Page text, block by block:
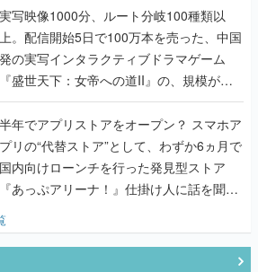
んだレジェンド2人に訊く開発秘話
実写映像1000分、ルート分岐100種類以
上。配信開始5日で100万本を売った、中国
発の実写インタラクティブドラマゲーム
『盛世天下：女帝への道II』の、規模が違
うこだわりをプロデューサーに聞いた
半年でアプリストアをオープン？ スマホア
プリの“代替ストア”として、わずか6ヵ月で
国内向けローンチを行った発見型ストア
『あっぷアリーナ！』仕掛け人に話を聞い